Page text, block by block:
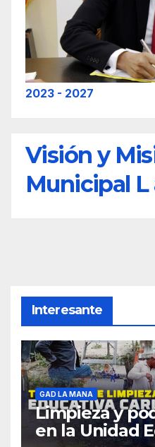
2023 - 2027
Visión y
Municipal L
Interesante
GAD LA MANA
Limpieza y
en la Unidad